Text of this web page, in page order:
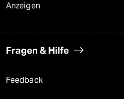
Anzeigen
Fragen & Hilfe
Feedback